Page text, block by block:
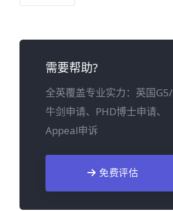
需要帮助?
全英覆盖专业实力：英国G5/
牛剑申请、PHD博士申请、
Appeal申诉
免费评估